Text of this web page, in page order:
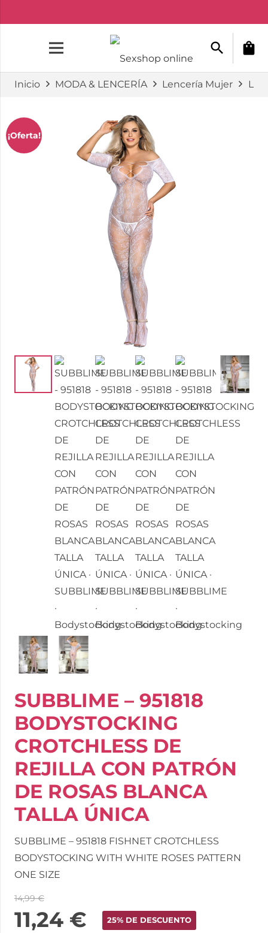
search shopping_bag
Inicio MODA & LENCERÍA Lencería Mujer
¡Oferta!
SUBBLIME – 951818
BODYSTOCKING
CROTCHLESS DE
REJILLA CON PATRÓN
DE ROSAS BLANCA
TALLA ÚNICA
SUBBLIME – 951818 FISHNET CROTCHLESS
BODYSTOCKING WITH WHITE ROSES PATTERN
ONE SIZE
14,99€
11,24 € 25% DE DESCUENTO